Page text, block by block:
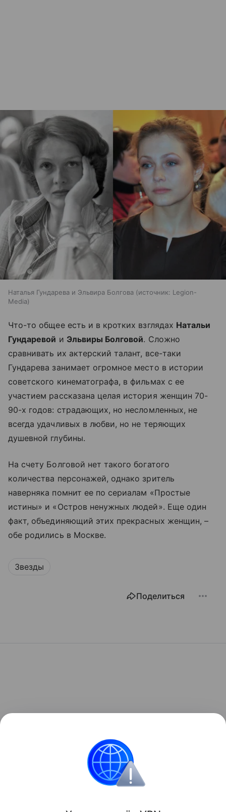
Наталья Гундарева и Эльвира Болгова источник: Legion-
Media
Что-то общее есть и в кротких взглядах Натальи
Гундаревой и Эльвиры Болговой. Сложно
сравнивать их актерский талант, все-таки
Гундарева занимает огромное место в истории
советского кинематографа, в фильмах с ее
участием рассказана целая история женщин 70-
90-х годов: страдающих, но несломленных, не
всегда удачливых в любви, но не теряющих
душевной глубины.
На счету Болговой нет такого богатого
количества персонажей, однако зритель
наверняка помнит ее по сериалам «Простые
истины» и «Остров ненужных людей». Еще один
факт, объединяющий этих прекрасных женщин, –
обе родились в Москве.
Звезды
Поделиться